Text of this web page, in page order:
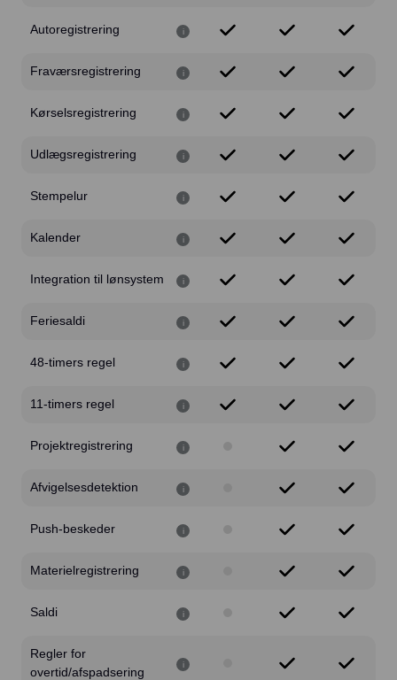
Log ind på din konto
(Gammelt design)
Autoregistrering i
Fraværsregistrering i
Kørselsregistrering i
Udlægsregistrering i
Stempelur i
Kalender i
Integration til lønsystem i
Feriesaldi i
48-timers regel i
11-timers regel i
Projektregistrering i
Afvigelsesdetektion i
Push-beskeder i
Materielregistrering i
Saldi i
Regler for
overtid/afspadsering
i